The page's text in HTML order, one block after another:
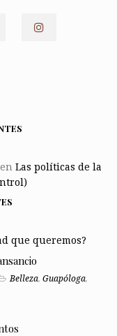
en Las políticas de la
que queremos?
Belleza, Guapóloga,